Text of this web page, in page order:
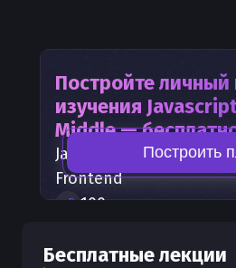
Постройте личный
изучения
Middle —
Javascript
— часть
Frontend
100+шагов
300 бонусных
Построить
Бесплатные лекции